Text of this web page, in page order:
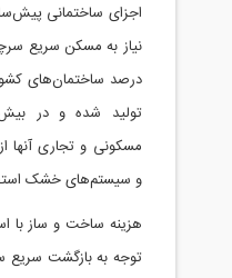
اجزای ساختمانی
درصد ساختمان‌های
مسکونی‌ و تجاری آنها‌
و سیستم‌های خشک
هزینه ساخت و ساز با
توجه به بازگشت سریع